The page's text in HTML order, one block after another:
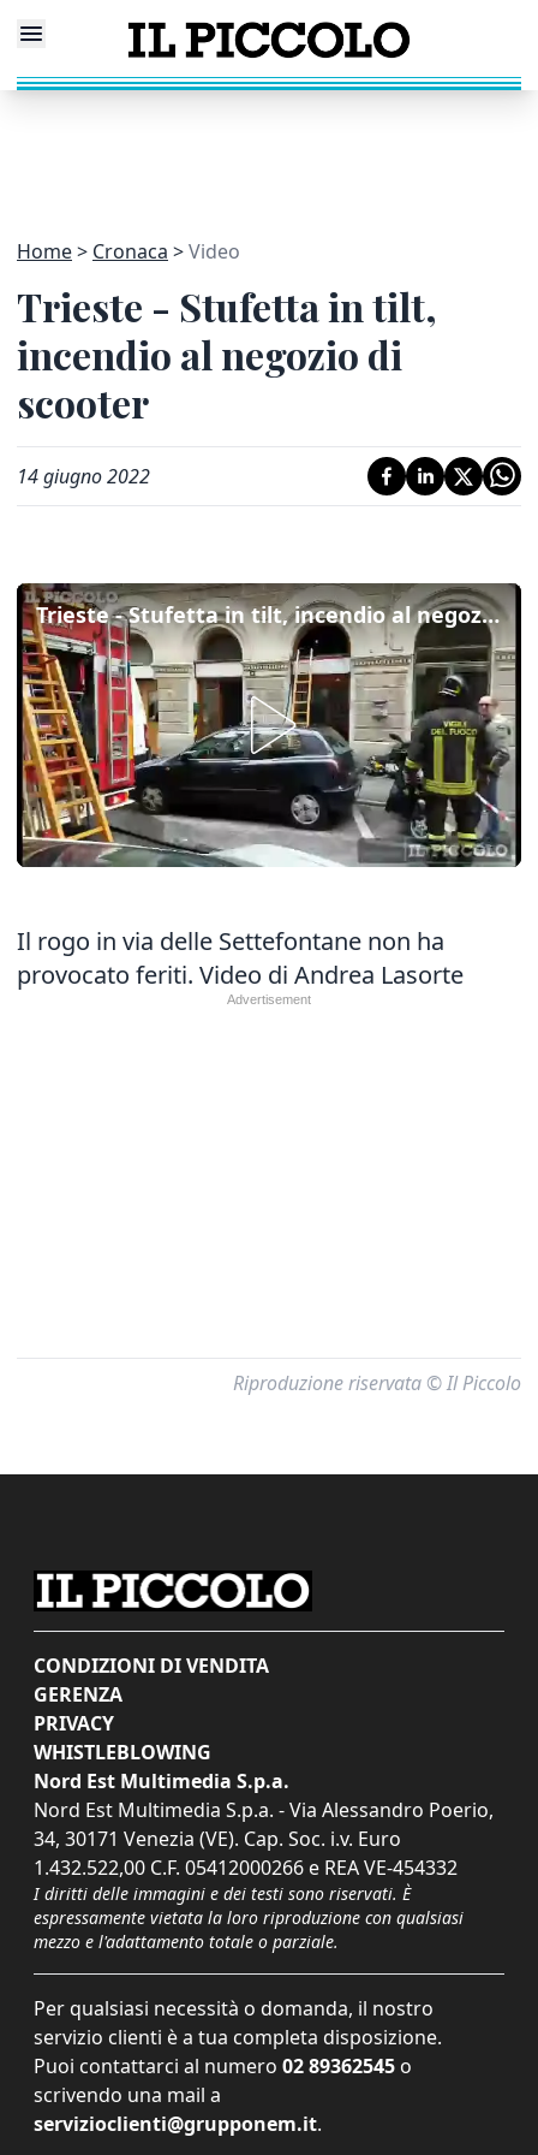
Home Cronaca Video
Trieste - Stufetta in tilt,
incendio al negozio di
scooter
14 giugno 2022
Trieste - Stufetta in tilt, incendio al negozio di scooter
Il rogo in via delle Settefontane non ha
provocato feriti. Video di Andrea Lasorte
Riproduzione riservata © Il Piccolo
CONDIZIONI DI VENDITA
GERENZA
PRIVACY
WHISTLEBLOWING
Nord Est Multimedia S.p.a.
Nord Est Multimedia S.p.a. - Via Alessandro Poerio,
34, 30171 Venezia (VE). Cap. Soc. i.v. Euro
1.432.522,00 C.F. 05412000266 e REA VE-454332
I diritti delle immagini e dei testi sono riservati. È
espressamente vietata la loro riproduzione con qualsiasi
mezzo e l'adattamento totale o parziale.
Per qualsiasi necessità o domanda, il nostro
servizio clienti è a tua completa disposizione.
Puoi contattarci al numero 02 89362545 o
scrivendo una mail a
servizioclienti@grupponem.it.